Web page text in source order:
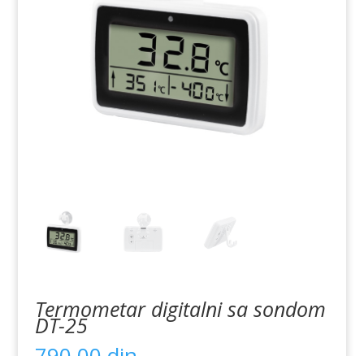
Termometar digitalni sa sondom
DT-25